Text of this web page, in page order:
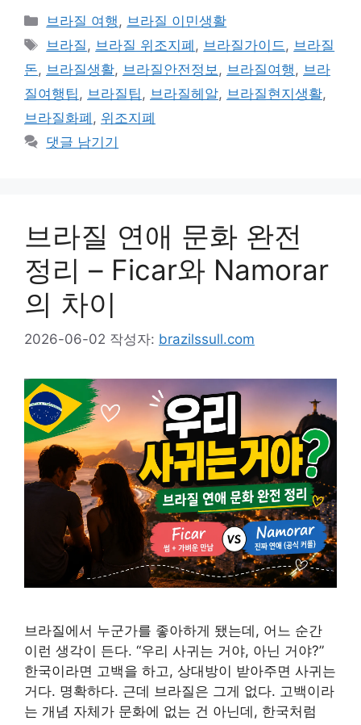
카
테
리
브라질 여행 , 브라질 이민생활
태
그
브라질 , 브라질 위조지폐 , 브라질가이드 , 브라질
돈, 브라질생활, 브라질안전정보 , 브라질여행 , 브라
질여행팁 , 브라질팁 , 브라질헤알, 브라질현지생활,
브라질화폐 , 위조지폐
댓글 남기기
브라질 연애 문화 완전
정리 – Ficar와 Namorar
의 차이
2026-06-02 작성자: brazilssull.com
브라질에서 누군가를 좋아하게 됐는데, 어느 순간
이런 생각이 든다. “우리 사귀는 거야, 아닌 거야?”
한국이라면 고백을 하고, 상대방이 받아주면 사귀는
거다. 명확하다. 근데 브라질은 그게 없다. 고백이라
는 개념 자체가 문화에 없는 건 아닌데, 한국처럼